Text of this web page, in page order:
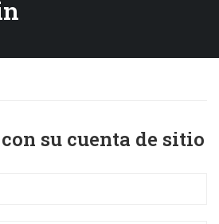
su cuenta de sitio